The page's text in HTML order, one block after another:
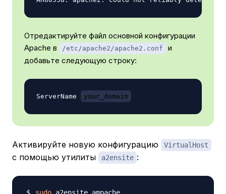
Отредактируйте файл основной конфигурации
Apache в
/etc/apache2/apache2.conf
и
добавьте следующую строку:
ServerName your_domain
Активируйте новую конфигурацию VirtualHost
с помощью утилиты a2ensite :